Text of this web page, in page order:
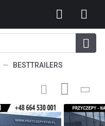
BESTTRAILERS